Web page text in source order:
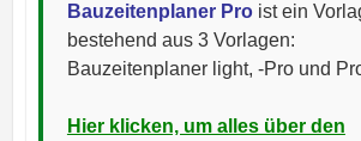
Bauzeitenplaner Proist ein
bestehend aus 3 Vorlagen:
Bauzeitenplaner light, -Pro und
Hier klicken, um alles über den